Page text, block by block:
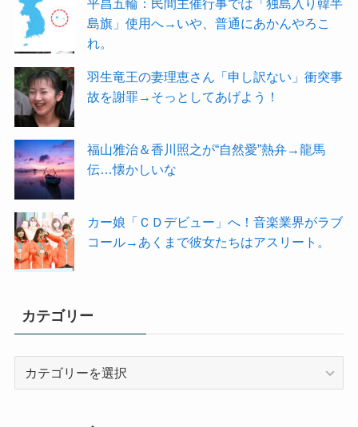
平昌五輪：民間主催行事では「独島入り韓半
島旗」使用へ→いや、普通にあかんやろこ
れ。
羽生竜王の妻理恵さん「申し訳ない」衝突事
故を謝罪→そっとしてあげよう！
福山雅治＆香川照之が“自然愛”熱弁→龍馬
伝…懐かしいな
カー娘「ＣＤデビュー」へ！音楽業界がラブ
コール→あくまで彼女たちはアスリート。
カテゴリー